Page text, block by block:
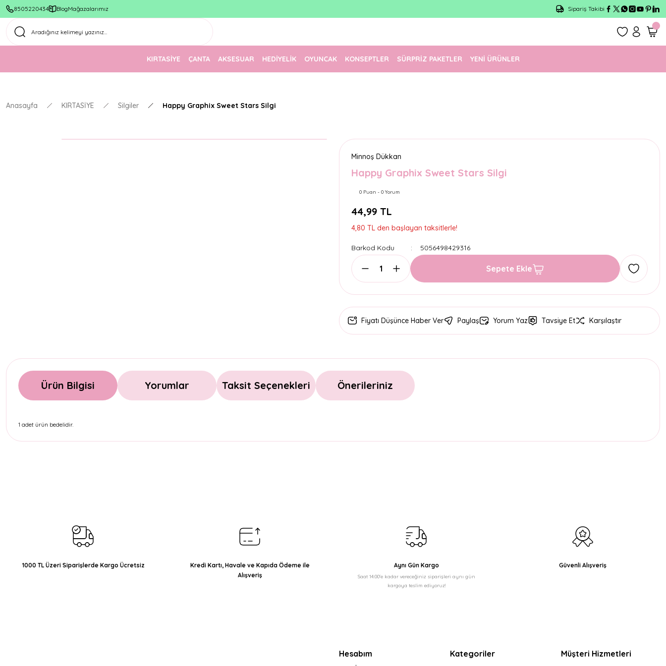
8505220434 BlogMağazalarımız
1500 TL Üzeri Ücretsiz Kargo
Sipariş Takibi
KIRTASİYE ÇANTA AKSESUAR HEDİYELİK OYUNCAK KONSEPTLER SÜRPRİZ PAKETLER YENİ ÜRÜNLER
Anasayfa KIRTASİYE Silgiler Happy Graphix Sweet Stars Silgi
Minnoş Dükkan
Happy Graphix Sweet Stars Silgi
0 Puan - 0 Yorum
44,99 TL
4,80 TL den başlayan taksitlerle!
Barkod Kodu 5056498429316
Sepete Ekle
Fiyatı Düşünce Haber Ver Paylaş Yorum Yaz Tavsiye Et Karşılaştır
Ürün Bilgisi Yorumlar Taksit Seçenekleri Önerileriniz
1 adet ürün bedelidir.
Ürün fiyatı diğer sitelerden daha pahalı.
Bu ürüne benzer farklı alternatifler olmalı.
1000 TL Üzeri Siparişlerde Kargo Ücretsiz
Kredi Kartı, Havale ve Kapıda Ödeme ile
Alışveriş
Aynı Gün Kargo
Saat 14:00'e kadar vereceğiniz siparişleri aynı gün
kargoya teslim ediyoruz!
Güvenli Alışveriş
Hesabım Kategoriler Müşteri Hizmetleri